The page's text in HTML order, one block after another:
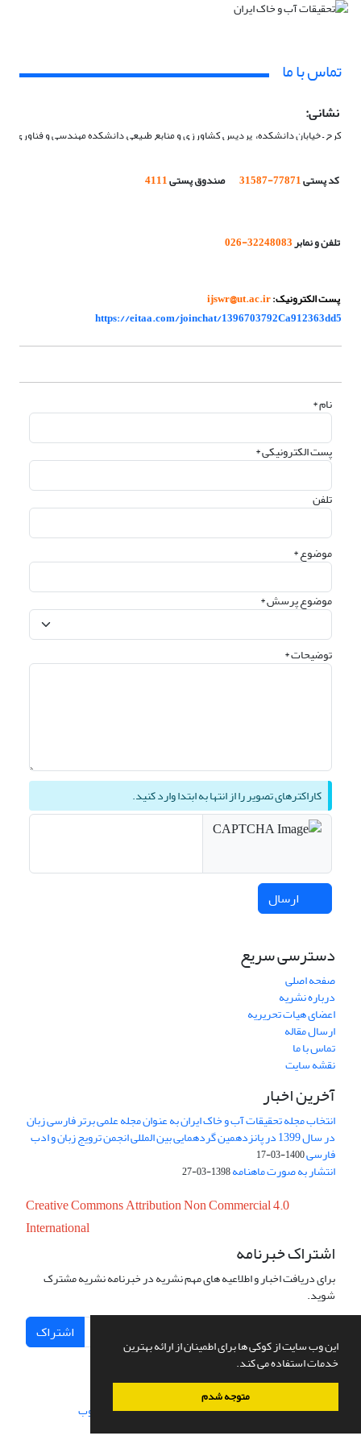
این وب سایت از کوکی ها برای اطمینان از ارائه بهترین
خدمات استفاده می کند.
متوجه شدم
تماس با ما
نشانی:
کرج – خیابان دانشکده،  پردیس کشاورزی و منابع طبیعی, دانشکده مهندسی و فناوری
کد پستی77871-31587 صندوق پستی4111
تلفن و نمابر32248083-026
پست الکترونیک: ijswr@ut.ac.ir
https://eitaa.com/joinchat/1396703792Ca912363dd5
نام *
پست الکترونیکی *
تلفن
موضوع *
موضوع پرسش *
توضیحات *
کاراکترهای تصویر را از انتها به ابتدا وارد کنید.
ارسال
دسترسی سریع
صفحه اصلی
درباره نشریه
اعضای هیات تحریریه
ارسال مقاله
تماس با ما
نقشه سایت
آخرین اخبار
انتخاب مجله تحقیقات آب و خاک ایران به عنوان مجله علمی برتر فارسی زبان
در سال 1399 در پانزدهمین گردهمایی بین المللی انجمن ترویج زبان و ادب
فارسی1400-03-17
انتشار به صورت ماهنامه1398-03-27
Creative Commons Attribution Non Commercial 4.0
International
اشتراک خبرنامه
برای دریافت اخبار و اطلاعیه های مهم نشریه در خبرنامه نشریه مشترک
شوید.
اشتراک
سامانه مدیریت نشریات علمی.طراحی و پیاده سازی از سیناوب